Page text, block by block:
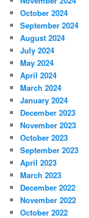
October 2024
September 2024
August 2024
July 2024
May 2024
April 2024
March 2024
January 2024
December 2023
November 2023
October 2023
September 2023
April 2023
March 2023
December 2022
November 2022
October 2022